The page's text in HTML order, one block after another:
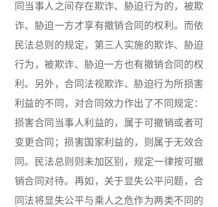
同当事人之间存在欺诈、胁迫行为的，被欺
诈、胁迫一方才享有撤销合同的权利。而依
民法总则的规定，第三人实施的欺诈、胁迫
行为，被欺诈、胁迫一方也有撤销合同的权
利。另外，合同法视欺诈、胁迫行为所损害
利益的不同，对合同效力作出了不同规定：
损害合同当事人利益的，属于可撤销或者可
变更合同；损害国家利益的，则属于无效合
同。民法总则则未加区别，规定一律按可撤
销合同对待。再如，关于显失公平问题，合
同法将显失公平与乘人之危作为两类不同的